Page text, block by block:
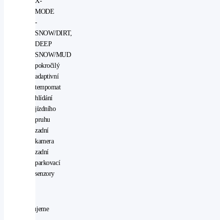
MODE
-
SNOW/DIRT,
DEEP
SNOW/MUD
pokročilý
adaptivní
tempomat
hlídání
jízdního
pruhu
zadní
kamera
zadní
parkovací
senzory
Vyhrazujeme